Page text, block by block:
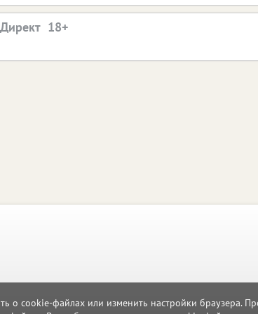
о cookie-файлах или изменить настройки браузера.